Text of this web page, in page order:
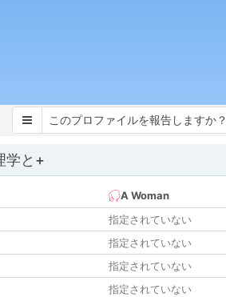
このプロファイルを報告しますか？
学と+
A Woman
指定されていない
指定されていない
指定されていない
指定されていない